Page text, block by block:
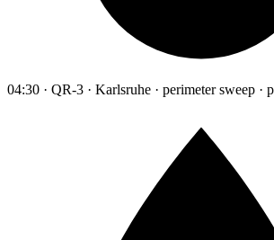
04:30 · QR-3 · Karlsruhe · perimeter sweep ·